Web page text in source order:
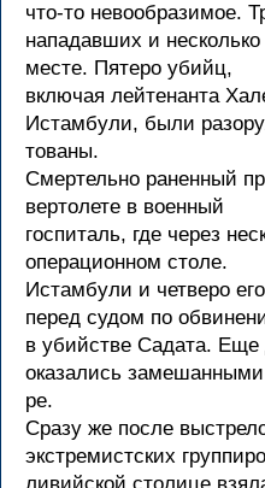
что-то невообразимое.
нападавших и
месте. Пятеро убийц,
включая лейтенанта
Истамбули, были
тованы.
Смертельно раненный
вертолете в военный
госпиталь, где через
операционном столе.
Истамбули и четверо
перед судом по
в убийстве Садата. Еще
оказались замешанными
ре.
Сразу же после
экстремистских